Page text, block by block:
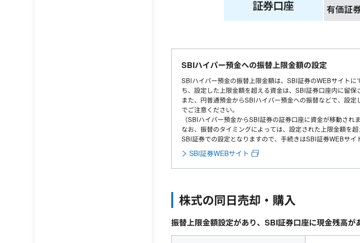
SBIハイパー預金への振替上限金額の設定
SBIハイパー預金の振替上限金額は、SBI証券のWEBサイト
ち、設定した上限金額を超える資金は、SBI証券口座内に留保
また、円普通預金からSBIハイパー預金への振替などで、設
でご注意ください。
（SBIハイパー預金からSBI証券の証券口座に資金が移動されま
なお、振替のタイミングによっては、設定された上限金額を超
SBI証券での設定となりますので、手続きはSBI証券WEBサイ
SBI証券WEBサイト
株式の同日売却・購入
振替上限金額設定があり、SBI証券口座に現金残高